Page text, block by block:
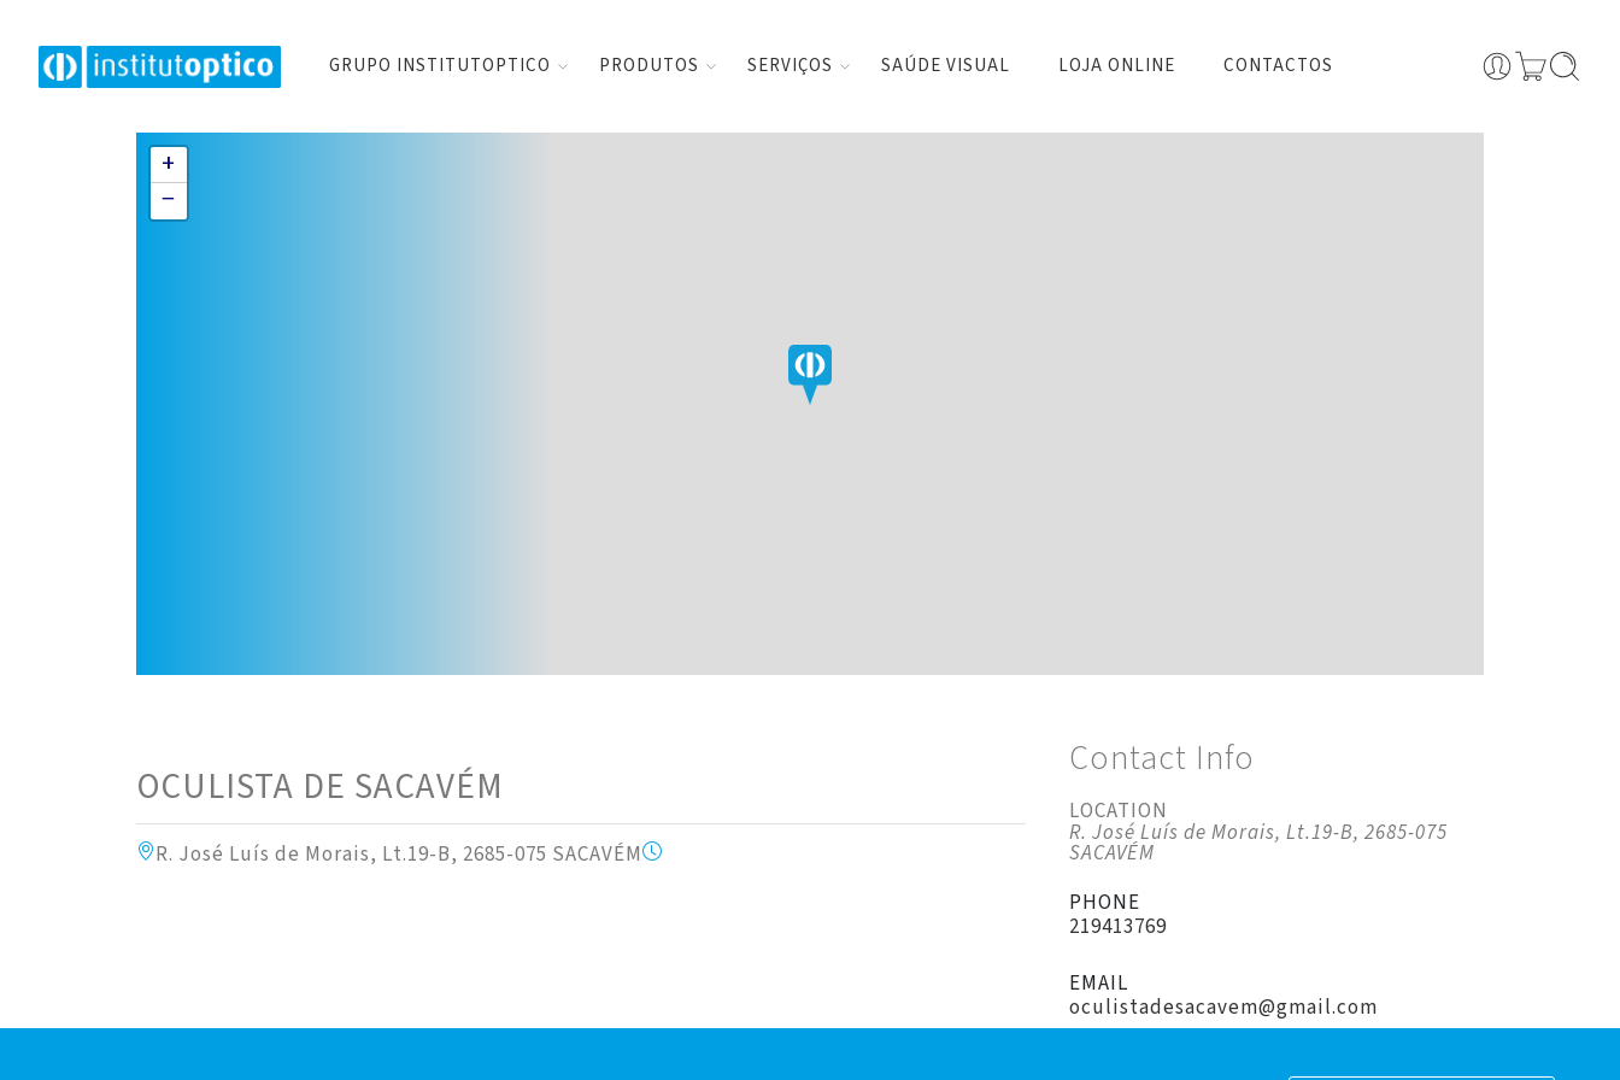
GRUPO INSTITUTOPTICO PRODUTOS SERVIÇOS SAÚDE VISUAL LOJA ONLINE CONTACTOS
+
−
OCULISTA DE SACAVÉM
R. José Luís de Morais, Lt.19-B, 2685-075 SACAVÉM
Contact Info
LOCATION
R. José Luís de Morais, Lt.19-B, 2685-075
SACAVÉM
PHONE
219413769
EMAIL
oculistadesacavem@gmail.com